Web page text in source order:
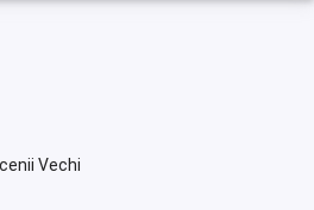
Vechi